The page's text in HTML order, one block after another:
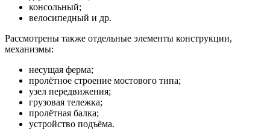
консольный;
велосипедный и др.
Рассмотрены также отдельные элементы конструкции,
механизмы:
несущая ферма;
пролётное строение мостового типа;
узел передвижения;
грузовая тележка;
пролётная балка;
устройство подъёма.